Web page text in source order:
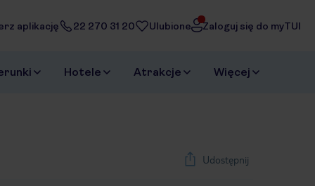
aplikację 22 270 31 20 Ulubione Zaloguj się do myTUI
Hotele Atrakcje Więcej
Udostępnij